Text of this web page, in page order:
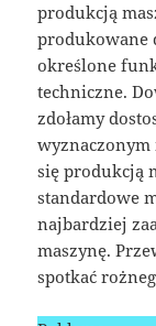
produkcją
produkowane
określone
techniczne.
zdołamy
się produkcją
standardowe
najbardziej
maszynę.
spotkać